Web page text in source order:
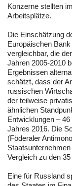
Konzerne stellten
Arbeitsplätze.
Die Einschätzung
Europäischen
vergleichbar, die
Jahren 2005-2010
Ergebnissen
schätzt, dass der
russischen
der teilweise
ähnlichen
Entwicklungen –
Jahres 2016. Die
(Föderaler
Vergleich zu den
Eine für Russland